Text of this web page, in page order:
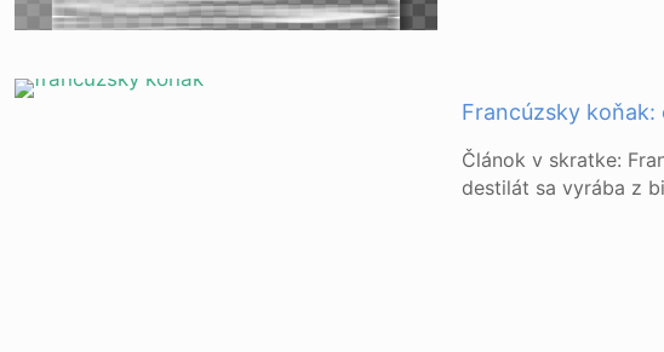
Francúzsky koňak:
Článok v skratke:
destilát sa vyrába z